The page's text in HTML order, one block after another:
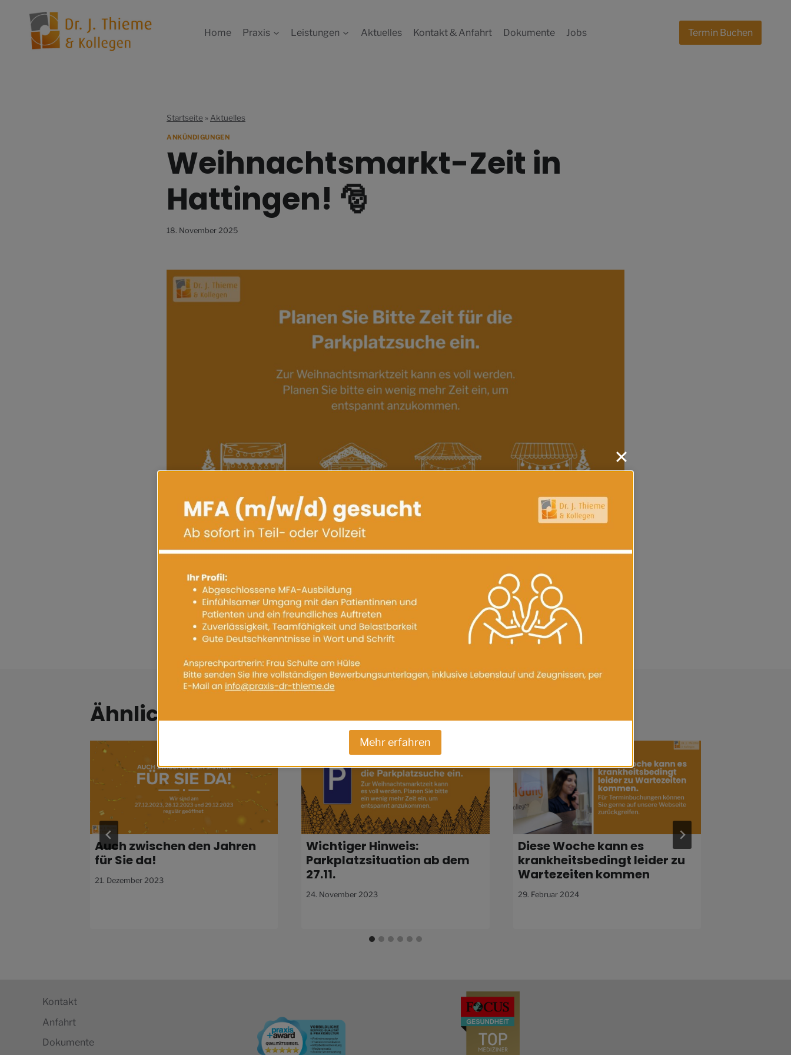
springen
Home Praxis Leistungen Aktuelles Kontakt & Anfahrt Dokumente Jobs Termin Buchen
Startseite » Aktuelles
ANKÜNDIGUNGEN
Weihnachtsmarkt-Zeit in
Hattingen! 🎅
18. November 2025
Ab Montag, den 24.11.2025, startet in Hattingen der alljährliche Weihnachtsmarkt – und damit wird es
rund um unsere Praxis erfahrungsgemäß deutlich voller. 🅿️
Bitte planen Sie für Ihre Anreise ein wenig mehr Zeit ein, um entspannt und pünktlich bei uns anzukommen.
Wir freuen uns auf Ihren Besuch!
Ihr Praxis-Team
Ähnliche Beiträge
Auch zwischen den Jahren
für Sie da!
21. Dezember 2023
Wichtiger Hinweis:
Parkplatz­situation ab dem
27.11.
24. November 2023
Diese Woche kann es
krankheitsbedingt leider zu
Wartezeiten kommen
29. Februar 2024
Kontakt
Anfahrt
Dokumente
Mehr erfahren